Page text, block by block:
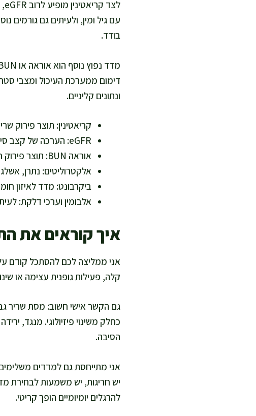
עם גיל ומין, ולעיתים גם
בודד.
דימום ממערכת העיכול ומצבי
ונתונים קליניים.
קריאטינין: תוצר פירוק
eGFR: הערכה של קצב סינון כלייתי משוער
אוראה BUN: תוצר פירוק חלבון שמושפע מתזונה ונוזלים
אלקטרוליטים: נתרן,
ביקרבונט: מדד לאיזון
אלבומין וערכי דלקת:
איך קוראים את
אני ממליצה לכם להסתכל קודם
קלה, פעילות גופנית עצימה או
הסיבה.
אני מתייחסת גם למדדים
יש חריגות, יש משמעות לבחירת
להרגלים יומיומיים הופך קריטי.